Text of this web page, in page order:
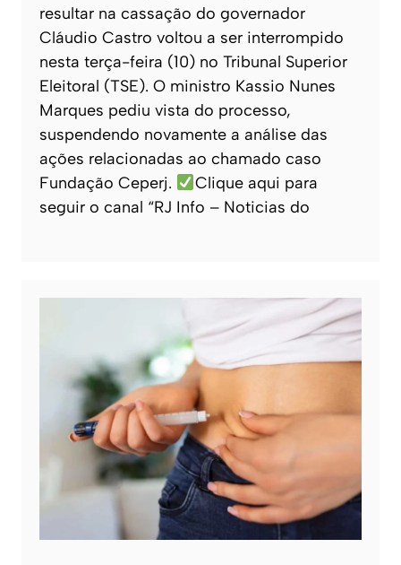
resultar na cassação do governador
Cláudio Castro voltou a ser interrompido
nesta terça-feira (10) no Tribunal Superior
Eleitoral (TSE). O ministro Kassio Nunes
Marques pediu vista do processo,
suspendendo novamente a análise das
ações relacionadas ao chamado caso
Fundação Ceperj.
Clique aqui para
seguir o canal “RJ Info – Noticias do